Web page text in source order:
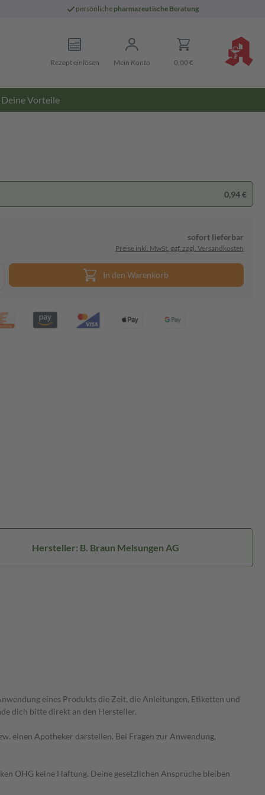
persönliche pharmazeutische Beratung
Rezept einlösen Mein Konto 0,00 €
Deine Vorteile
0,94 €
sofort lieferbar
Preise inkl. MwSt. ggf. zzgl. Versandkosten
In den Warenkorb
Hersteller: B. Braun Melsungen AG
eines Produkts die Zeit, die Anleitungen, Etiketten und
dich bitte direkt an den Hersteller.
einen Apotheker darstellen. Bei Fragen zur Anwendung,
OHG keine Haftung. Deine gesetzlichen Ansprüche bleiben